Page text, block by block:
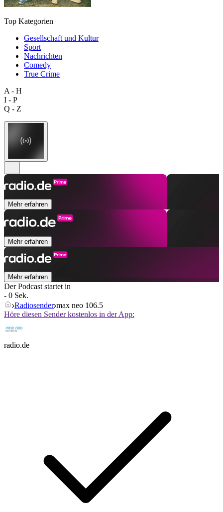
Top Kategorien
Gesellschaft und Kultur
Sport
Nachrichten
Comedy
True Crime
A - H
I - P
Q - Z
Mehr erfahren
Mehr erfahren
Mehr erfahren
Der Podcast startet in
- 0 Sek.
Radiosender max neo 106.5
Höre diesen Sender kostenlos in der App:
radio.de